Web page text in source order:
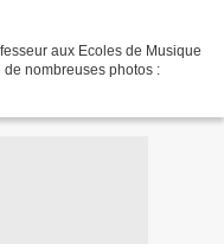
aux Ecoles de Musique
nombreuses photos :